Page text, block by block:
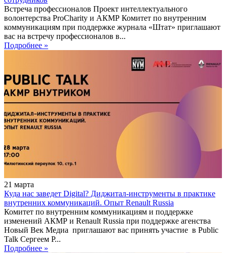
Встреча профессионалов Проект интеллектуального
волонтерства ProCharity и АКМР Комитет по внутренним
коммуникациям при поддержке журнала «Штат» приглашают
вас на встречу профессионалов в...
Подробнее »
21 марта
Куда нас заведет Digital? Диджитал-инструменты в практике
внутренних коммуникаций. Опыт Renault Russia
Комитет по внутренним коммуникациям и поддержке
изменений АКМР и Renault Russia при поддержке агенства
Новый Век Медиа приглашают вас принять участие в Public
Talk Сергеем Р...
Подробнее »